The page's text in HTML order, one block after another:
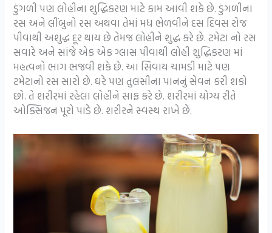
ડુંગળી પણ લોહીના શુદ્ધિકરણ માટે કામ આવી શકે છે. ડુંગળીના
રસ અને લીંબુનો રસ અથવા તેમાં મધ ભેળવીને દસ દિવસ રોજ
પીવાથી અશુદ્ધ દૂર થાય છે તેમજ લોહીને શુદ્ધ કરે છે. ટમેટા નો રસ
સવારે અને સાંજે એક એક ગ્લાસ પીવાથી લોહી શુદ્ધિકરણ માં
મહત્વનો ભાગ ભજવી શકે છે. આ સિવાય ચામડી માટે પણ
ટમેટાનો રસ સારો છે. ઘરે પણ તુલસીના પાનનું સેવન કરી શકો
છો. તે શરીરમાં રહેલા લોહીને સાફ કરે છે. શરીરમાં યોગ્ય રીતે
ઓક્સિજન પૂરો પાડે છે. શરીરને સ્વસ્થ રાખે છે.